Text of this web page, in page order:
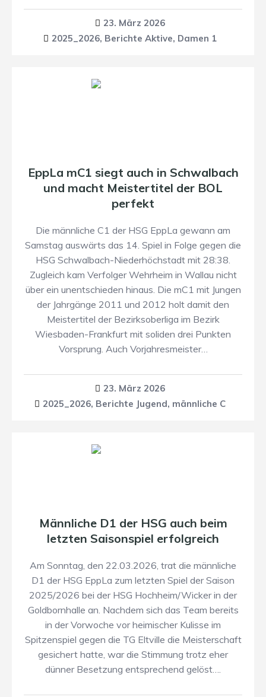
23. März 2026
2025_2026, Berichte Aktive, Damen 1
EppLa mC1 siegt auch in Schwalbach
und macht Meistertitel der BOL
perfekt
Die männliche C1 der HSG EppLa gewann am
Samstag auswärts das 14. Spiel in Folge gegen die
HSG Schwalbach-Niederhöchstadt mit 28:38.
Zugleich kam Verfolger Wehrheim in Wallau nicht
über ein unentschieden hinaus. Die mC1 mit Jungen
der Jahrgänge 2011 und 2012 holt damit den
Meistertitel der Bezirksoberliga im Bezirk
Wiesbaden-Frankfurt mit soliden drei Punkten
Vorsprung. Auch Vorjahresmeister…
23. März 2026
2025_2026, Berichte Jugend, männliche C
Männliche D1 der HSG auch beim
letzten Saisonspiel erfolgreich
Am Sonntag, den 22.03.2026, trat die männliche
D1 der HSG EppLa zum letzten Spiel der Saison
2025/2026 bei der HSG Hochheim/Wicker in der
Goldbornhalle an. Nachdem sich das Team bereits
in der Vorwoche vor heimischer Kulisse im
Spitzenspiel gegen die TG Eltville die Meisterschaft
gesichert hatte, war die Stimmung trotz eher
dünner Besetzung entsprechend gelöst….